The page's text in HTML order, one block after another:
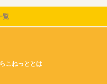
覧
こねっととは